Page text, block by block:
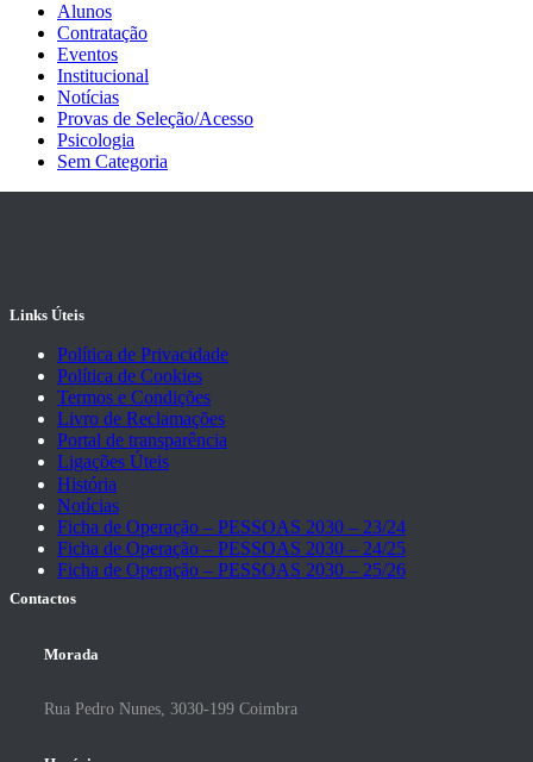
Alunos
Contratação
Eventos
Institucional
Notícias
Provas de Seleção/Acesso
Psicologia
Sem Categoria
Links Úteis
Política de Privacidade
Política de Cookies
Termos e Condições
Livro de Reclamações
Portal de transparência
Ligações Úteis
História
Notícias
Ficha de Operação – PESSOAS 2030 – 23/24
Ficha de Operação – PESSOAS 2030 – 24/25
Ficha de Operação – PESSOAS 2030 – 25/26
Contactos
Morada
Rua Pedro Nunes, 3030-199 Coimbra